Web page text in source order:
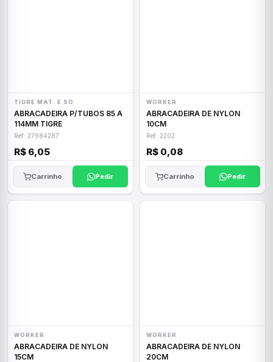
TIGRE MAT. E SO
ABRACADEIRA P/TUBOS 85 A
114MM TIGRE
Ref: 27984287
R$ 6,05
Carrinho Pedir
WORKER
ABRACADEIRA DE NYLON
10CM
Ref: 2202
R$ 0,08
Carrinho Pedir
WORKER
ABRACADEIRA DE NYLON
15CM
WORKER
ABRACADEIRA DE NYLON
20CM